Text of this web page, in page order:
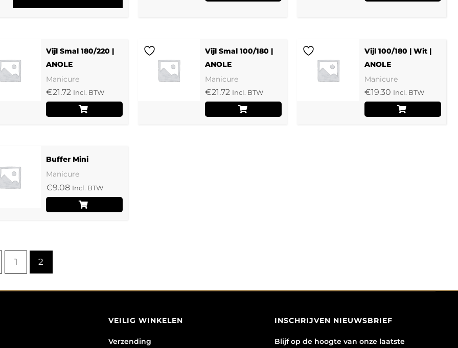
gekozen
Vijl Smal 180/220 |
ANOLE
Manicure
€21.72 Incl. BTW
Vijl Smal 100/180 |
ANOLE
Manicure
€21.72 Incl. BTW
Vijl 100/180 | Wit |
ANOLE
Manicure
€19.30 Incl. BTW
Buffer Mini
Manicure
€9.08 Incl. BTW
1 2
VEILIG WINKELEN
Verzending
INSCHRIJVEN NIEUWSBRIEF
Blijf op de hoogte van onze laatste